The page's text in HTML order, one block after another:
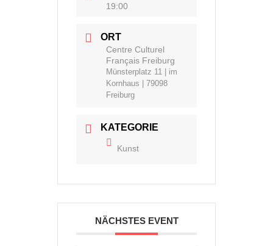
19:00
ORT
Centre Culturel
Français Freiburg
Münsterplatz 11 | im
Kornhaus | 79098
Freiburg
KATEGORIE
Kunst
NÄCHSTES EVENT